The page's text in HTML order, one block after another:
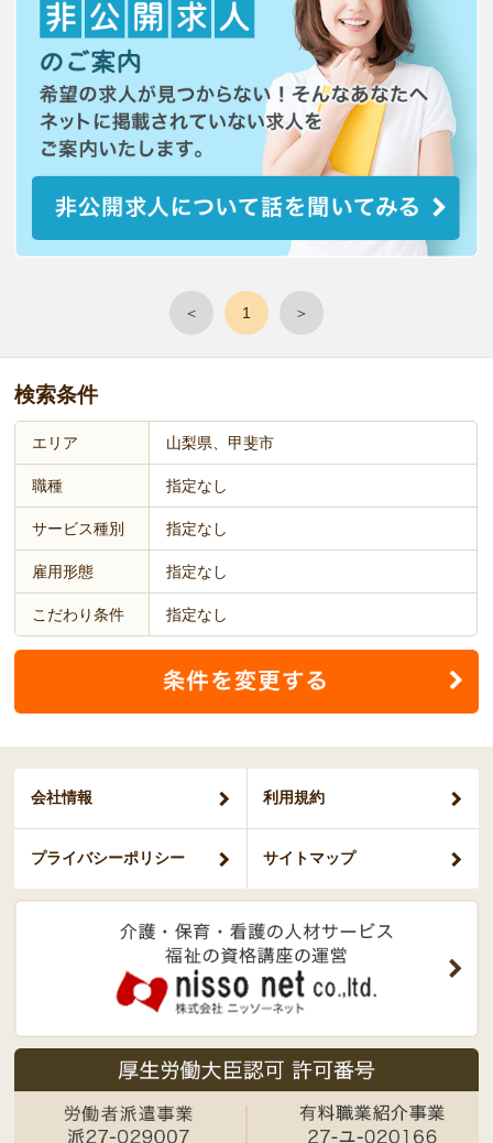
＜ 1 ＞
検索条件
エリア 山梨県、甲斐市
職種 指定なし
サービス種別 指定なし
雇用形態 指定なし
こだわり条件 指定なし
会社情報 利用規約
プライバシーポリシー サイトマップ